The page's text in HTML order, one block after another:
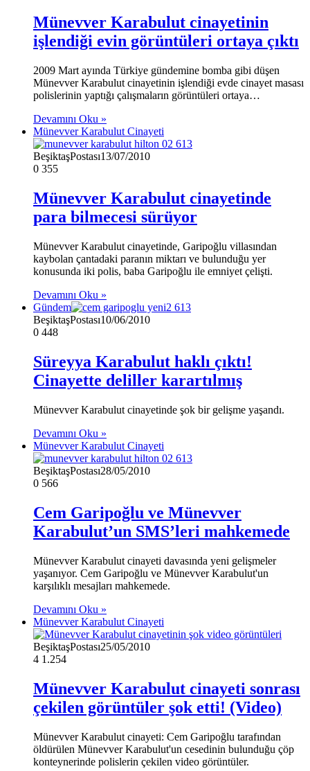
Münevver Karabulut cinayetinin
işlendiği evin görüntüleri ortaya çıktı
2009 Mart ayında Türkiye gündemine bomba gibi düşen
Münevver Karabulut cinayetinin işlendiği evde cinayet masası
polislerinin yaptığı çalışmaların görüntüleri ortaya…
Devamını Oku »
Münevver Karabulut Cinayeti
BeşiktaşPostası13/07/2010
0 355
Münevver Karabulut cinayetinde
para bilmecesi sürüyor
Münevver Karabulut cinayetinde, Garipoğlu villasından
kaybolan çantadaki paranın miktarı ve bulunduğu yer
konusunda iki polis, baba Garipoğlu ile emniyet çelişti.
Devamını Oku »
Gündem
BeşiktaşPostası10/06/2010
0 448
Süreyya Karabulut haklı çıktı!
Cinayette deliller karartılmış
Münevver Karabulut cinayetinde şok bir gelişme yaşandı.
Devamını Oku »
Münevver Karabulut Cinayeti
BeşiktaşPostası28/05/2010
0 566
Cem Garipoğlu ve Münevver
Karabulut’un SMS’leri mahkemede
Münevver Karabulut cinayeti davasında yeni gelişmeler
yaşanıyor. Cem Garipoğlu ve Münevver Karabulut'un
karşılıklı mesajları mahkemede.
Devamını Oku »
Münevver Karabulut Cinayeti
BeşiktaşPostası25/05/2010
4 1.254
Münevver Karabulut cinayeti sonrası
çekilen görüntüler şok etti! (Video)
Münevver Karabulut cinayeti: Cem Garipoğlu tarafından
öldürülen Münevver Karabulut'un cesedinin bulunduğu çöp
konteynerinde polislerin çekilen video görüntüler.